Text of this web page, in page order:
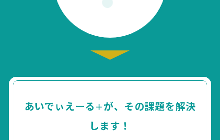
あいでぃえーる ＋が、その課題を解決
します！